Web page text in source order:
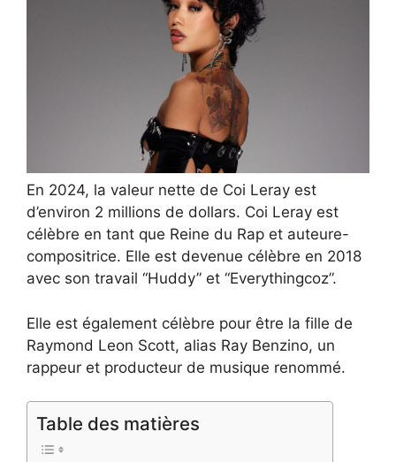
En 2024, la valeur nette de Coi Leray est
d’environ 2 millions de dollars. Coi Leray est
célèbre en tant que Reine du Rap et auteure-
compositrice. Elle est devenue célèbre en 2018
avec son travail “Huddy” et “Everythingcoz”.
Elle est également célèbre pour être la fille de
Raymond Leon Scott, alias Ray Benzino, un
rappeur et producteur de musique renommé.
Table des matières